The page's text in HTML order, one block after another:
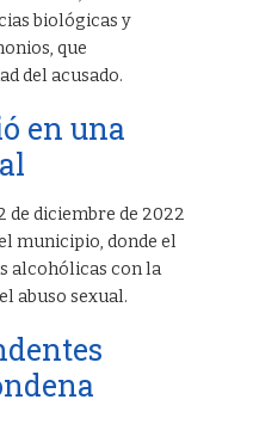
biológicas y
que
del acusado.
en una
diciembre de 2022
municipio, donde el
alcohólicas con la
abuso sexual.